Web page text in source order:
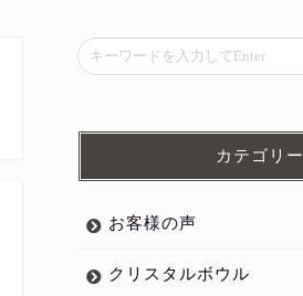
カテゴリー
お客様の声
クリスタルボウル